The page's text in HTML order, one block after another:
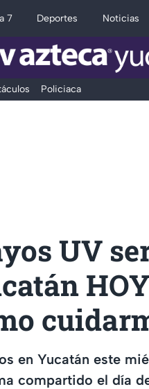
7 Deportes Noticias
Policiaca
UV
en Yucatán este
compartido el día